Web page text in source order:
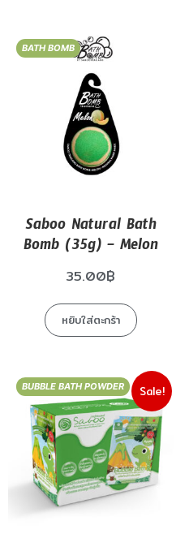
BATH BOMB
Saboo Natural Bath
Bomb (35g) – Melon
35.00฿
หยิบใส่ตะกร้า
Sale!
BUBBLE BATH POWDER